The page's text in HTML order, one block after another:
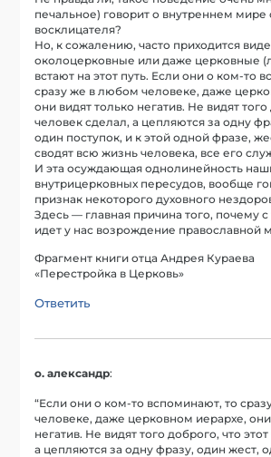
печальное) говорит о внутреннем мире
восклицателя?
Но, к сожалению, часто приходится
околоцерковные или даже церковные
встают на этот путь. Если они о ком-то
сразу же в любом человеке, даже
они видят только негатив. Не видят того
человек сделал, а цепляются за одну
один поступок, и к этой одной фразе,
сводят всю жизнь человека, все его
И эта осуждающая однолинейность
внутрицерковных пересудов, вообще
признак некоторого духовного
Здесь — главная причина того, почему
идет у нас возрождение православной
Фрагмент книги отца Андрея Кураева
«Перестройка в Церковь»
Ответить
о. александр:
“Если они о ком-то вспоминают, то
человеке, даже церковном иерархе, они
негатив. Не видят того доброго, что
а цепляются за одну фразу, один жест,